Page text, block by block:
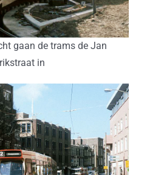
gaan de trams de Jan
in